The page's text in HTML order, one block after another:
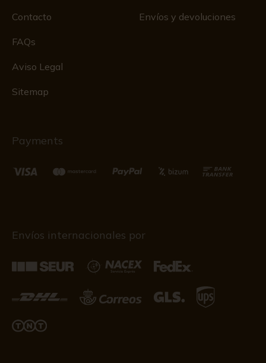
Contacto
FAQs
Aviso Legal
Sitemap
Envíos y devoluciones
Payments
Envíos internacionales por